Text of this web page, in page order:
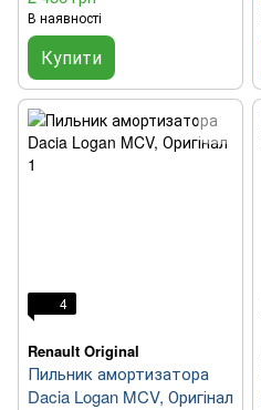
В наявності
Купити
4
Renault Original
Пильник амортизатора
Dacia Logan MCV, Оригінал